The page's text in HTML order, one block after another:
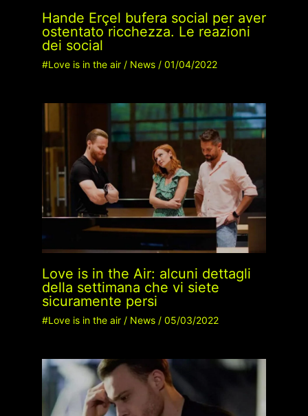
Hande Erçel bufera social per aver
ostentato ricchezza. Le reazioni
dei social
#Love is in the air/ News/ 01/04/2022
Love is in the Air: alcuni dettagli
della settimana che vi siete
sicuramente persi
#Love is in the air/ News/ 05/03/2022